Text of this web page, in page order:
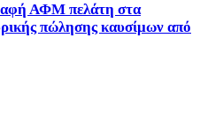
ΑΦΜ πελάτη στα
πώλησης καυσίμων από